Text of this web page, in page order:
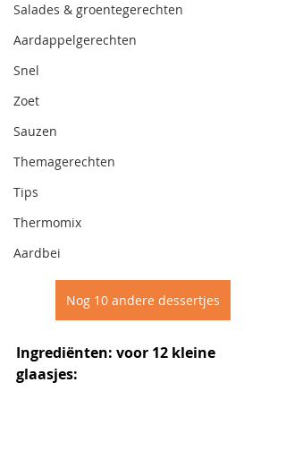
Salades & groentegerechten
Aardappelgerechten
Snel
Zoet
Sauzen
Themagerechten
Tips
Thermomix
Aardbei
Nog 10 andere dessertjes
Ingrediënten: voor 12 kleine
glaasjes: